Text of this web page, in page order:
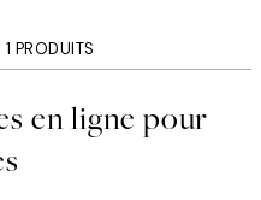
PRODUITS
en ligne pour